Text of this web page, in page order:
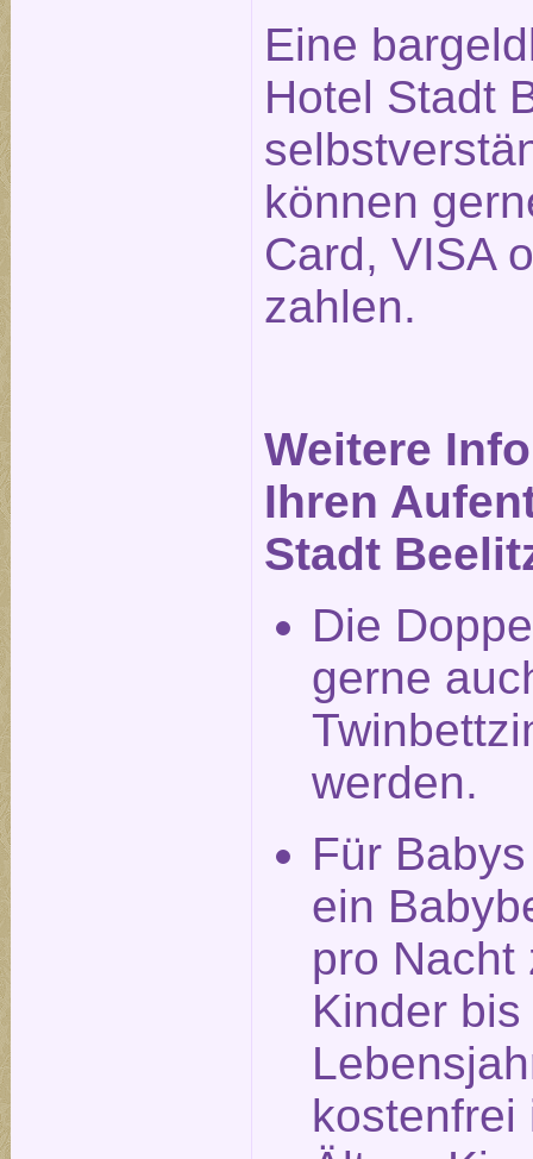
Eine
Hotel Stadt
können
Card, VISA
zahlen.
Weitere
Ihren
Stadt
Die
gerne
werden.
Für
ein
pro Nacht
Kinder
kostenfrei